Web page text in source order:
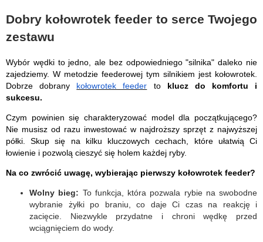
Dobry kołowrotek feeder to serce Twojego
zestawu
Wybór wędki to jedno, ale bez odpowiedniego "silnika" daleko nie
zajedziemy. W metodzie feederowej tym silnikiem jest kołowrotek.
Dobrze dobrany kołowrotek feeder to klucz do komfortu i
sukcesu.
Czym powinien się charakteryzować model dla początkującego?
Nie musisz od razu inwestować w najdroższy sprzęt z najwyższej
półki. Skup się na kilku kluczowych cechach, które ułatwią Ci
łowienie i pozwolą cieszyć się holem każdej ryby.
Na co zwrócić uwagę, wybierając pierwszy kołowrotek feeder?
Wolny bieg: To funkcja, która pozwala rybie na swobodne
wybranie żyłki po braniu, co daje Ci czas na reakcję i
zacięcie. Niezwykle przydatne i chroni wędkę przed
wciągnięciem do wody.